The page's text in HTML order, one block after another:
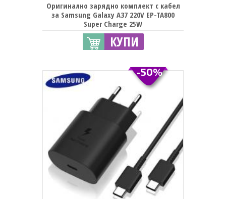
Оригинално зарядно комплект с кабел
за Samsung Galaxy A37 220V EP-TA800
Super Charge 25W
КУПИ
-50%